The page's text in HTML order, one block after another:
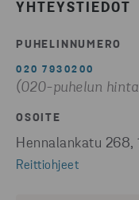
YHTEYSTIEDOT
PUHELINNUMERO
020 7930200
(020-puhelun
OSOITE
Hennalankatu 268,
Reittiohjeet